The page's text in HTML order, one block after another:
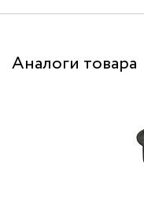
Аналоги товара